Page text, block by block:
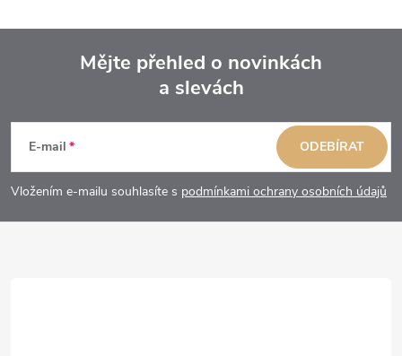
p
a
Mějte přehled o novinkách
a slevách
E-mail
Vložením e-mailu souhlasíte s podmínkami ochrany osobních údajů
ODEBÍRAT